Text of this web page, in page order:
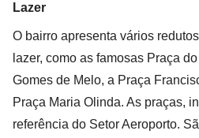
Lazer
O bairro apresenta vários
lazer, como as famosas Praça
Gomes de Melo, a Praça
Praça Maria Olinda. As praças,
referência do Setor Aeroporto.